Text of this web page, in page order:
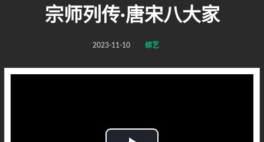
宗师列传·唐宋八大家
2023-11-10 综艺